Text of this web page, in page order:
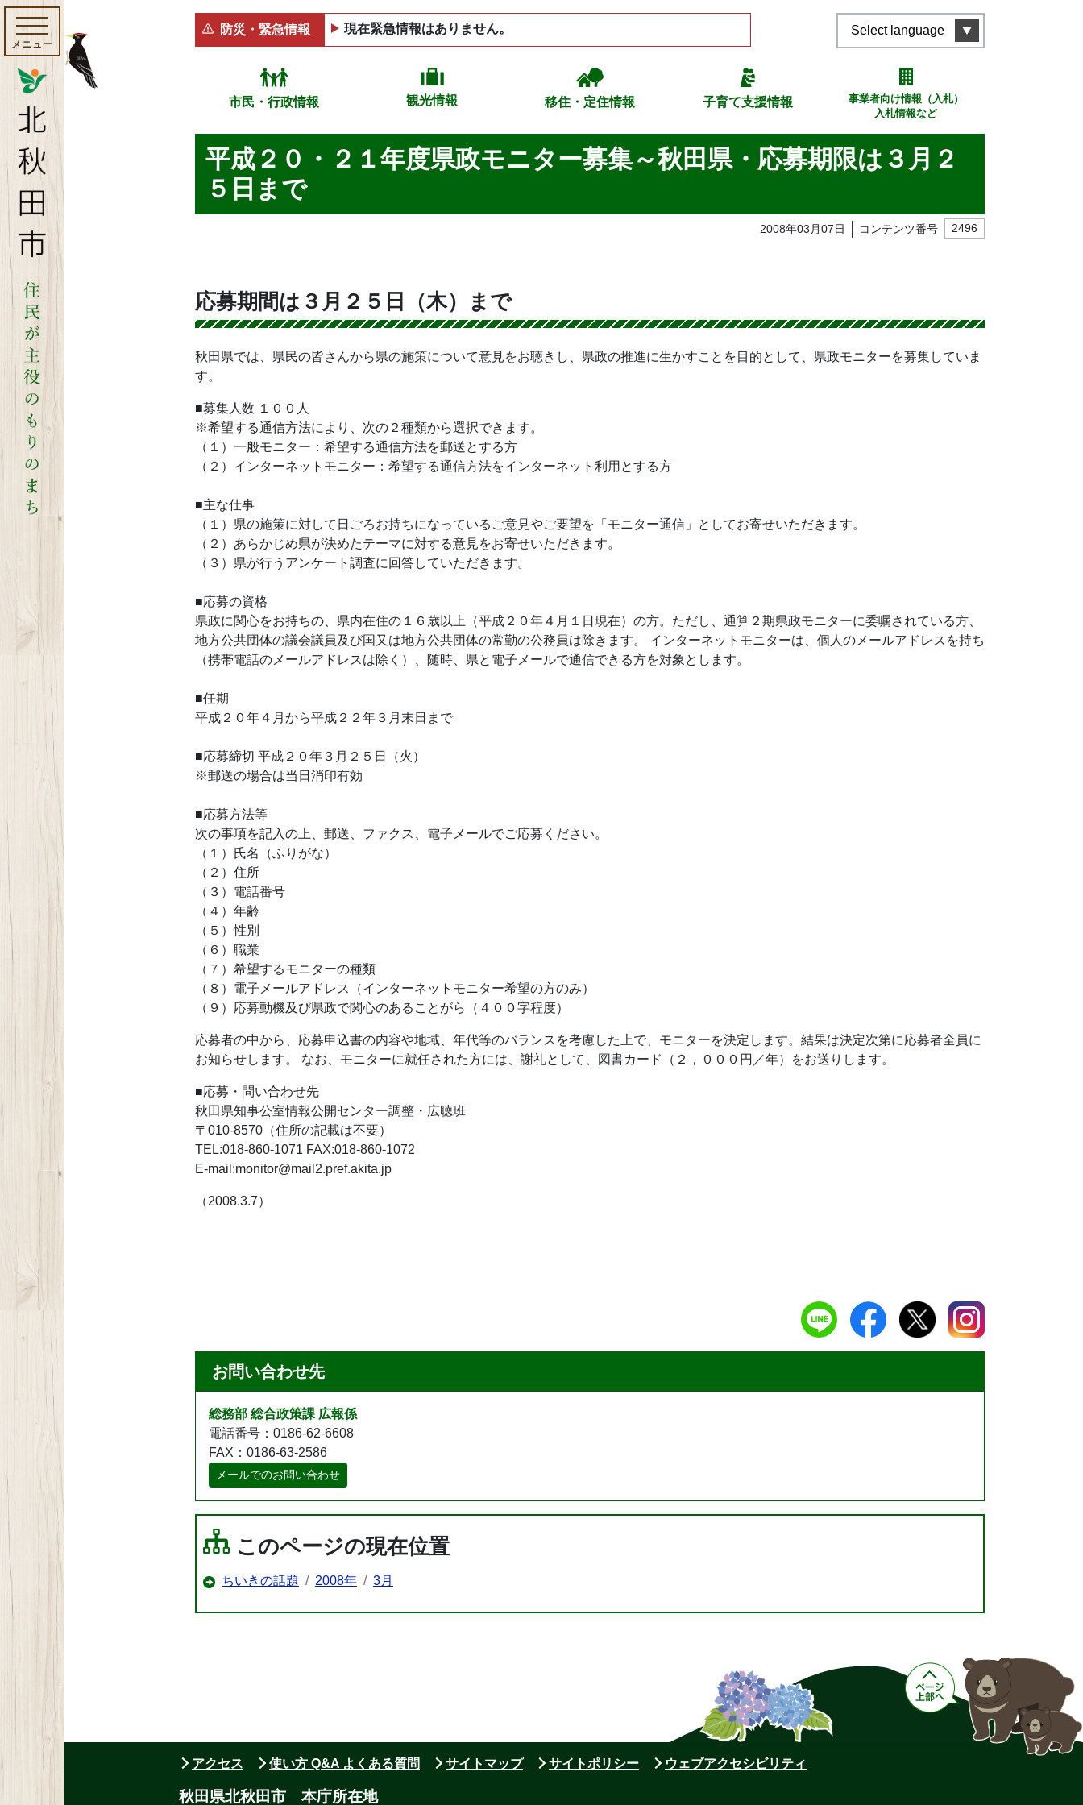
メニュー
防災・緊急情報 現在緊急情報はありません。 Select language
市民・行政情報 観光情報 移住・定住情報 子育て支援情報
事業者向け情報（入札）
入札情報など
平成２０・２１年度県政モニター募集～秋田県・応募期限は３月２
５日まで
2008年03月07日 コンテンツ番号 2496
応募期間は３月２５日（木）まで
秋田県では、県民の皆さんから県の施策について意見をお聴きし、県政の推進に生かすことを目的として、県政モニターを募集していま
す。
■募集人数 １００人
※希望する通信方法により、次の２種類から選択できます。
（１）一般モニター：希望する通信方法を郵送とする方
（２）インターネットモニター：希望する通信方法をインターネット利用とする方
■主な仕事
（１）県の施策に対して日ごろお持ちになっているご意見やご要望を「モニター通信」としてお寄せいただきます。
（２）あらかじめ県が決めたテーマに対する意見をお寄せいただきます。
（３）県が行うアンケート調査に回答していただきます。
■応募の資格
県政に関心をお持ちの、県内在住の１６歳以上（平成２０年４月１日現在）の方。ただし、通算２期県政モニターに委嘱されている方、
地方公共団体の議会議員及び国又は地方公共団体の常勤の公務員は除きます。 インターネットモニターは、個人のメールアドレスを持ち
（携帯電話のメールアドレスは除く）、随時、県と電子メールで通信できる方を対象とします。
■任期
平成２０年４月から平成２２年３月末日まで
■応募締切 平成２０年３月２５日（火）
※郵送の場合は当日消印有効
■応募方法等
次の事項を記入の上、郵送、ファクス、電子メールでご応募ください。
（１）氏名（ふりがな）
（２）住所
（３）電話番号
（４）年齢
（５）性別
（６）職業
（７）希望するモニターの種類
（８）電子メールアドレス（インターネットモニター希望の方のみ）
（９）応募動機及び県政で関心のあることがら（４００字程度）
応募者の中から、応募申込書の内容や地域、年代等のバランスを考慮した上で、モニターを決定します。結果は決定次第に応募者全員に
お知らせします。 なお、モニターに就任された方には、謝礼として、図書カード（２，０００円／年）をお送りします。
■応募・問い合わせ先
秋田県知事公室情報公開センター調整・広聴班
〒010-8570（住所の記載は不要）
TEL:018-860-1071 FAX:018-860-1072
E-mail:monitor@mail2.pref.akita.jp
（2008.3.7）
お問い合わせ先
総務部 総合政策課 広報係
電話番号：0186-62-6608
FAX：0186-63-2586
メールでのお問い合わせ
このページの現在位置
ちいきの話題 2008年 3月
アクセス 使い方 Q&A よくある質問 サイトマップ サイトポリシー ウェブアクセシビリティ
秋田県北秋田市 本庁所在地